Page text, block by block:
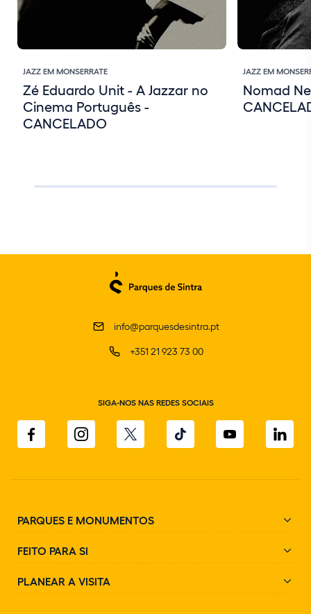
JAZZ EM MONSERRATE
Zé Eduardo Unit - A Jazzar no
Cinema Português -
CANCELADO
JAZZ EM
Nomad
info@parquesdesintra.pt
+351 21 923 73 00
SIGA-NOS NAS REDES SOCIAIS
PARQUES E MONUMENTOS
FEITO PARA SI
PLANEAR A VISITA